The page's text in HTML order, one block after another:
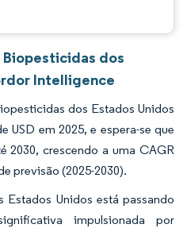
dos
Intelligence
dos Estados Unidos
USD em 2025, e espera-se que
2030, crescendo a uma CAGR
previsão (2025-2030).
Unidos está passando
impulsionada por